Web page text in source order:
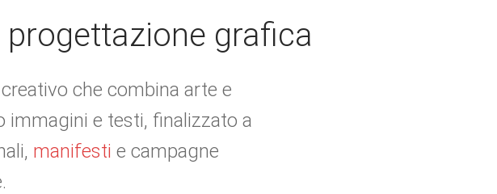
grafica
che combina arte e
immagini e testi, finalizzato a
manifesti e campagne